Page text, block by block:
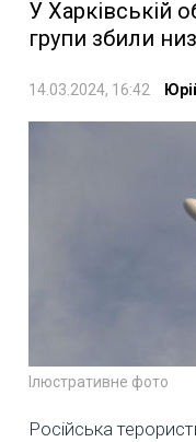
У Харківській
групи збили
14.03.2024, 16:42
Ілюстративне фото
Російська